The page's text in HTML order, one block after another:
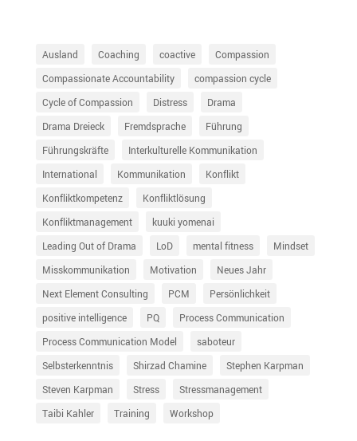
Ausland Coaching coactive
Compassion
Compassionate Accountability
compassion cycle
Cycle of Compassion
Distress
Drama
Drama Dreieck
Fremdsprache
Führung
Führungskräfte
Interkulturelle Kommunikation
International
Kommunikation
Konflikt
Konfliktkompetenz
Konfliktlösung
Konfliktmanagement
kuuki yomenai
Leading Out of Drama
LoD mental fitness
Mindset
Misskommunikation
Motivation
Neues Jahr
Next Element Consulting
PCM
Persönlichkeit
positive intelligence
PQ
Process Communication
Process Communication Model
saboteur
Selbsterkenntnis
Shirzad Chamine
Stephen Karpman
Steven Karpman
Stress
Stressmanagement
Taibi Kahler
Training Workshop